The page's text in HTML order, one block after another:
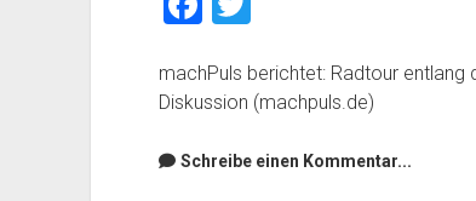
c
e
b
tt
er
machPuls berichtet: Radtour
Diskussion (machpuls.de)
Schreibe einen Kommentar...